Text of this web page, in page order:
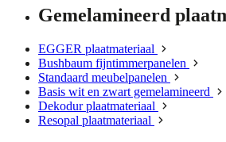
Gemelamineerd
EGGER plaatmateriaal
Bushbaum fijntimmerpanelen
Standaard meubelpanelen
Basis wit en zwart gemelamineerd
Dekodur plaatmateriaal
Resopal plaatmateriaal